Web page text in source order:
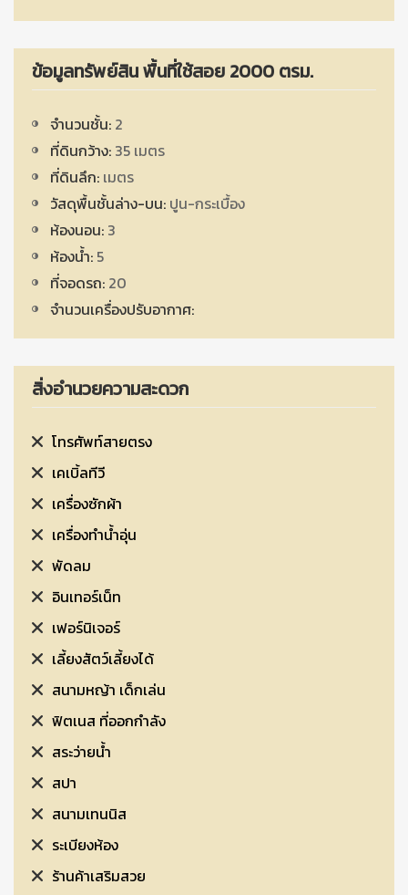
ข้อมูลทรัพย์สิน พื้นที่ใช้สอย 2000 ตรม.
จำนวนชั้น: 2
ที่ดินกว้าง: 35 เมตร
ที่ดินลึก: เมตร
วัสดุพื้นชั้นล่าง-บน: ปูน-กระเบื้อง
ห้องนอน: 3
ห้องน้ำ: 5
ที่จอดรถ: 20
จำนวนเครื่องปรับอากาศ:
สิ่งอำนวยความสะดวก
โทรศัพท์สายตรง
เคเบิ้ลทีวี
เครื่องซักผ้า
เครื่องทำน้ำอุ่น
พัดลม
อินเทอร์เน็ท
เฟอร์นิเจอร์
เลี้ยงสัตว์เลี้ยงได้
สนามหญ้า เด็กเล่น
ฟิตเนส ที่ออกกำลัง
สระว่ายน้ำ
สปา
สนามเทนนิส
ระเบียงห้อง
ร้านค้าเสริมสวย